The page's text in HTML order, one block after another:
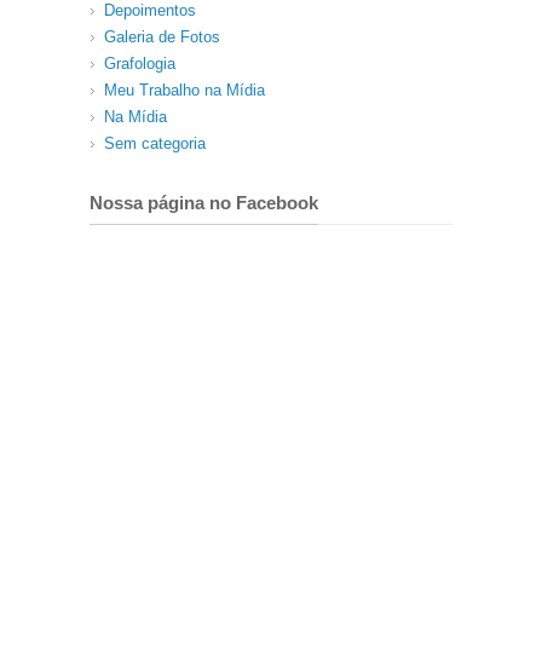
Depoimentos
Galeria de Fotos
Grafologia
Meu Trabalho na Mídia
Na Mídia
Sem categoria
Nossa página no Facebook